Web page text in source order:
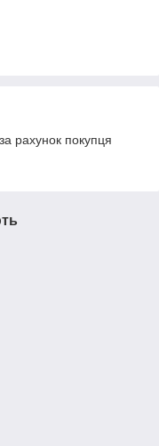
рахунок покупця